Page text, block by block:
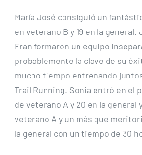
María José consiguió un
en veterano B y 19 en la general.
Fran formaron un equipo
probablemente la clave de su
mucho tiempo entrenando
Trail Running. Sonia entró en el
de veterano A y 20 en la general
veterano A y un más que
la general con un tiempo de 30